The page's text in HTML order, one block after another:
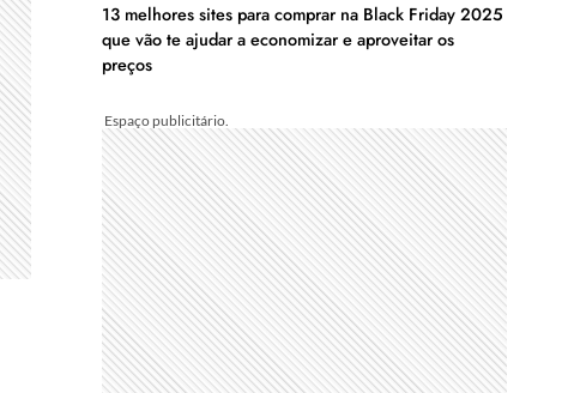
13 melhores sites para comprar na Black Friday 2025
que vão te ajudar a economizar e aproveitar os
preços